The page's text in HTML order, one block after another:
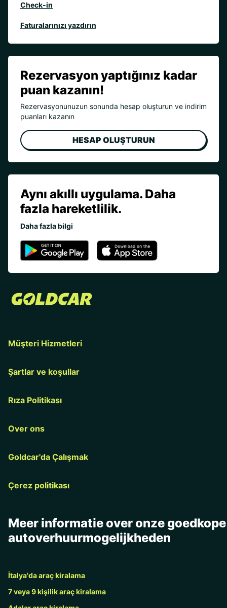
Check-in
Faturalarınızı yazdırın
Rezervasyon yaptığınız kadar
puan kazanın!
Rezervasyonunuzun sonunda hesap oluşturun ve indirim
puanları kazanın
HESAP OLUŞTURUN
Aynı akıllı uygulama. Daha
fazla hareketlilik.
Daha fazla bilgi
Müşteri Hizmetleri
Şartlar ve koşullar
Rıza Politikası
Over ons
Goldcar'da Çalışmak
Çerez politikası
Meer informatie over onze goedkope
autoverhuurmogelijkheden
İtalya'da araç kiralama
7 veya 9 kişilik araç kiralama